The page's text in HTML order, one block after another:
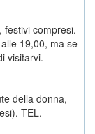
festivi compresi.
19,00, ma se
visitarvi.
della donna,
TEL.